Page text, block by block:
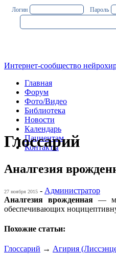
Логин Пароль
Интернет-сообщество
Главная
Форум
Фото/Видео
Библиотека
Новости
Календарь
Пациентам
Контакты
Глоссарий
Аналгезия
27 ноября 2015 - Администратор
Аналгезия врожденная—
обеспечивающих
Похожие статьи:
Глоссарий → Агирия